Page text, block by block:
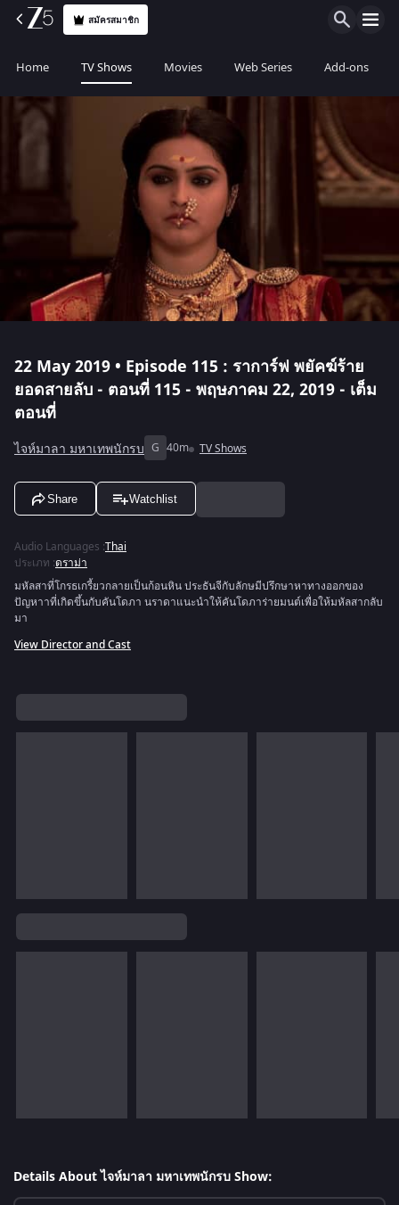
สมัครสมาชิก
Home TV Shows Movies Web Series Add-ons
22 May 2019 • Episode 115 : ราการ์ฟ พยัคฆ์ร้าย
ยอดสายลับ - ตอนที่ 115 - พฤษภาคม 22, 2019 - เต็ม
ตอนที่
ไจห์มาลา มหาเทพนักรบ G 40m TV Shows
Share Watchlist
Audio Languages :Thai
ประเภท :ดราม่า
มหัลสาที่โกรธเกรี้ยวกลายเป็นก้อนหิน ประธันจีกับลักษมีปรึกษาหาทางออกของ
ปัญหาาที่เกิดขึ้นกับคันโดภา นราดาแนะนำให้คันโดภาร่ายมนต์เพื่อให้มหัลสากลับ
มา
View Director and Cast
Details About ไจห์มาลา มหาเทพนักรบ Show: